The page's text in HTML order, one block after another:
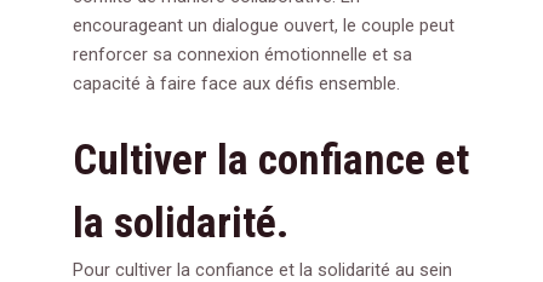
encourageant un dialogue ouvert, le couple peut
renforcer sa connexion émotionnelle et sa
capacité à faire face aux défis ensemble.
Cultiver la confiance et
la solidarité.
Pour cultiver la confiance et la solidarité au sein